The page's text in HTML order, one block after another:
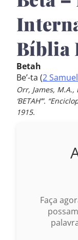
Bíblia
Betah
Be’-ta (2
Orr, James,
‘BETAH’”.
1915.
Faça